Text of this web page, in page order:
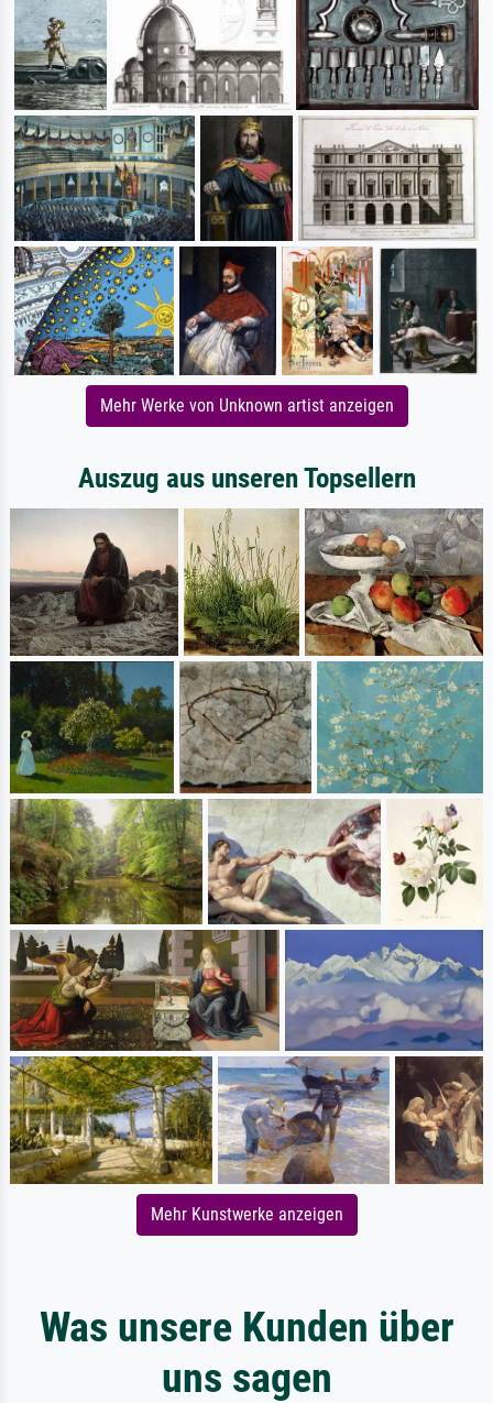
Mehr Werke von Unknown artist anzeigen
Auszug aus unseren Topsellern
Mehr Kunstwerke anzeigen
Was unsere Kunden über
uns sagen